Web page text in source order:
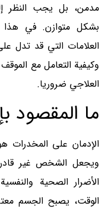
مدمن، بل يجب النظر
بشكل متوازن. في هذا
العلامات التي قد تدل
وكيفية التعامل مع
العلاجي ضروريا.
ما المقصود
الإدمان على المخدرات
ويجعل الشخص غير
الأضرار الصحية
الوقت، يصبح الجسم